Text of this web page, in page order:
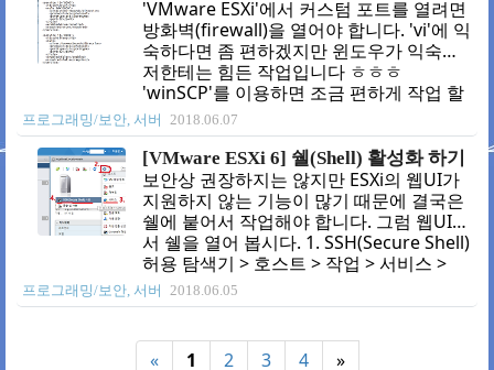
버튼 클릭 합니다. 리스트에 'K'에서 한국어
찾아서 추가하고 'Add'를 눌러 한국어를 추
가합니다. 3. 우선순위 변경 한글을 최우선
순위로 놔야 한글이 적용됩니다. 'Move
up'을 눌러 한국어를 맨 위로 올린다. 4. 한
국어팩 설치 한국어의 'Options'로 들어 갑
니다. 'Download and install lang..
'VMware ESXi'에서 커스텀 포트를 열려면
방화벽(firewall)을 열어야 합니다. 'vi'에 익
숙하다면 좀 편하겠지만 윈도우가 익숙한
저한테는 힘든 작업입니다 ㅎㅎㅎ
'winSCP'를 이용하면 조금 편하게 작업 할
수 있습니다. 1. 접속하기 SSH를 열어놓고
쉘로 접속합니다. 참고 : [VMware ESXi 6]
쉘(Shell) 활성화하기 2. 편집 허용하기 편
집을 해야 할 파일은
'/etc/vmware/firewall/service.xml' 입니
다. 'cd' 명령어를 사용하여 방화벽 폴더로
이동합니다. 입니다. cd
/etc/vmware/firewall 'ls'를 입력해 파일
이 있는지 확인해 봅시다. cd
/etc/vmware/firewall 'service.xml'파일
프로그래밍/보안, 서버 2018.06.07
[VMware ESXi 6] 쉘(Shell) 활성화 하기
보안상 권장하지는 않지만 ESXi의 웹UI가
지원하지 않는 기능이 많기 때문에 결국은
쉘에 붙어서 작업해야 합니다. 그럼 웹UI에
서 쉘을 열어 봅시다. 1. SSH(Secure Shell)
허용 탐색기 > 호스트 > 작업 > 서비스 >
SSH(Secure Shell) 사용 을 선택하여 쉘을
허용해 줍니다. 2. 접속하기 이제 ssh 클라
'putty'를 이용하여 접속하겠습니다. IP는
프로그래밍/보안, 서버 2018.06.05
« 1 2 3 4 »